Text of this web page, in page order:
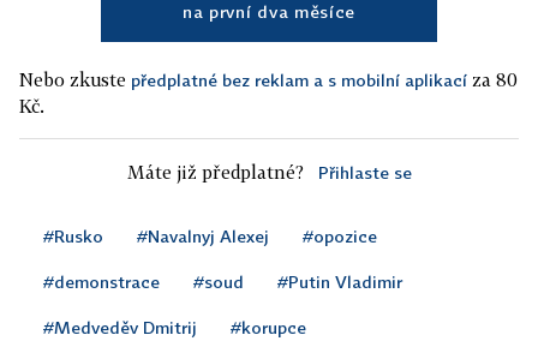
na první dva měsíce
Nebo zkuste předplatné bez reklam a s mobilní aplikací za 80
Kč.
Máte již předplatné? Přihlaste se
#Rusko #Navalnyj Alexej #opozice
#demonstrace #soud #Putin Vladimir
#Medveděv Dmitrij #korupce